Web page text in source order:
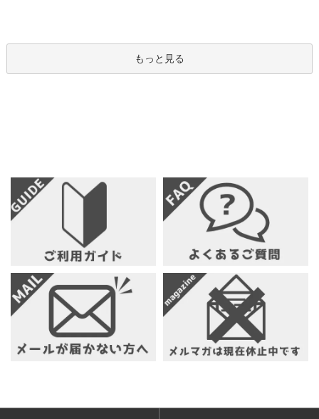
もっと見る